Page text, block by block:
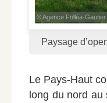
© Agence Folléa-
Paysage
Le Pays-Haut
long du nord